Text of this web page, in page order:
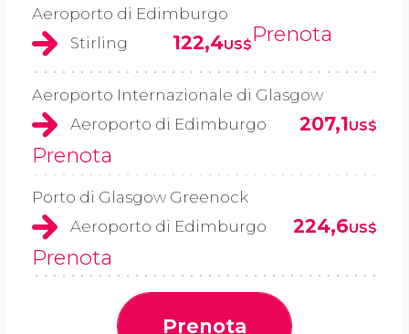
Aeroporto di Edimburgo
Stirling
122,4US$Prenota
Aeroporto Internazionale di Glasgow
Aeroporto di Edimburgo
207,1US$
Prenota
Porto di Glasgow Greenock
Aeroporto di Edimburgo
224,6US$
Prenota
Prenota